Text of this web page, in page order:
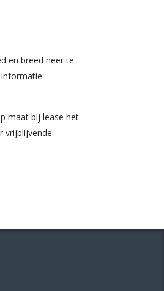
en breed neer te
maat bij lease het
vrijblijvende